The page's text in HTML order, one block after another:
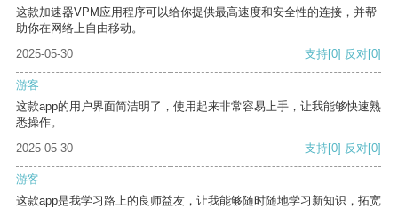
这款加速器VPM应用程序可以给你提供最高速度和安全性的连接，并帮
助你在网络上自由移动。
2025-05-30
支持[0] 反对[0]
游客
这款app的用户界面简洁明了，使用起来非常容易上手，让我能够快速熟
悉操作。
2025-05-30
支持[0] 反对[0]
游客
这款app是我学习路上的良师益友，让我能够随时随地学习新知识，拓宽